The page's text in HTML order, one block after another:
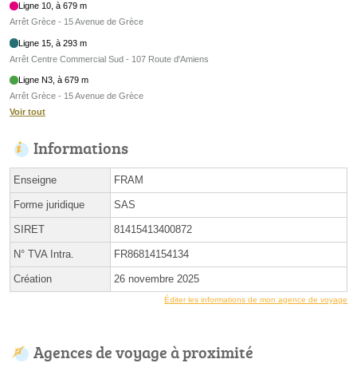
Ligne 10, à 679 m
Arrêt Grèce - 15 Avenue de Grèce
Ligne 15, à 293 m
Arrêt Centre Commercial Sud - 107 Route d'Amiens
Ligne N3, à 679 m
Arrêt Grèce - 15 Avenue de Grèce
Voir tout
Informations
Enseigne FRAM
Forme juridique SAS
SIRET 81415413400872
N° TVA Intra. FR86814154134
Création 26 novembre 2025
Éditer les informations de mon agence de voyage
Agences de voyage à proximité